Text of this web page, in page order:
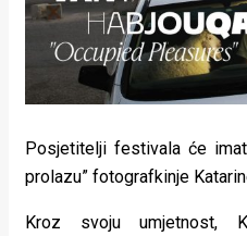
Posjetitelji festivala će
prolazu” fotografkinje
Kroz svoju umjetnost,